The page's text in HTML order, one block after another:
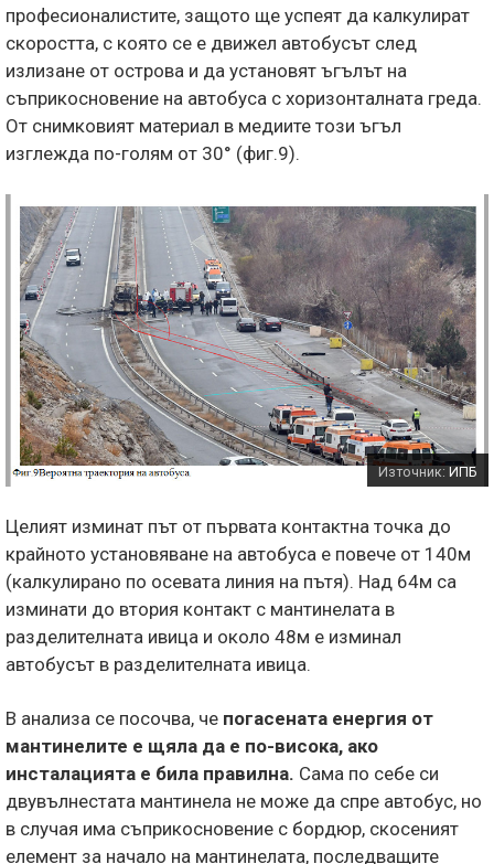
професионалистите, защото ще успеят да калкулират
скоростта, с която се е движел автобусът след
излизане от острова и да установят ъгълът на
съприкосновение на автобуса с хоризонталната греда.
От снимковият материал в медиите този ъгъл
изглежда по-голям от 30° (фиг.9).
Източник: ИПБ
Целият изминат път от първата контактна точка до
крайното установяване на автобуса е повече от 140м
(калкулирано по осевата линия на пътя). Над 64м са
изминати до втория контакт с мантинелата в
разделителната ивица и около 48м е изминал
автобусът в разделителната ивица.
В анализа се посочва, че погасената енергия от
мантинелите е щяла да е по-висока, ако
инсталацията е била правилна. Сама по себе си
двувълнестата мантинела не може да спре автобус, но
в случая има съприкосновение с бордюр, скосеният
елемент за начало на мантинелата, последващите